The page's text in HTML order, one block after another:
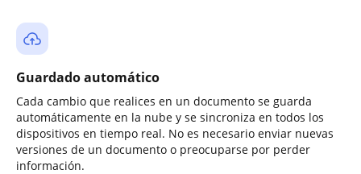
Guardado automático
Cada cambio que realices en un documento se guarda
automáticamente en la nube y se sincroniza en todos los
dispositivos en tiempo real. No es necesario enviar nuevas
versiones de un documento o preocuparse por perder
información.